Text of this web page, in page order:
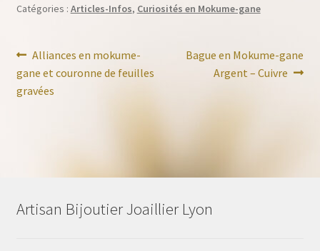
Catégories : Articles-Infos, Curiosités en Mokume-gane
Navigation
de
Article
précédent :
Alliances en mokume-
gane et couronne de feuilles
gravées
Article
suivant :
Bague en Mokume-gane
Argent – Cuivre
Artisan Bijoutier Joaillier Lyon